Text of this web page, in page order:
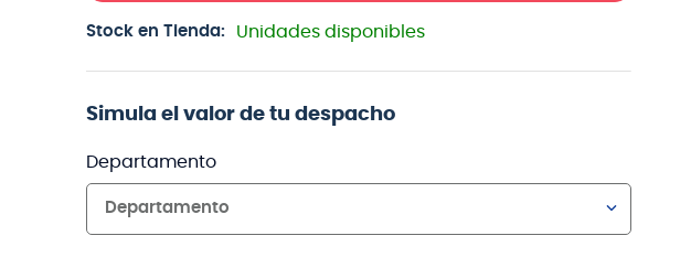
Stock en Tienda: Unidades disponibles
Simula el valor de tu despacho
Departamento
Departamento